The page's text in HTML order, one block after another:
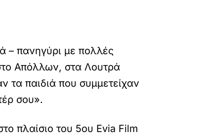
– πανηγύρι με πολλές
Απόλλων, στα Λουτρά
τα παιδιά που συμμετείχαν
σου».
πλαίσιο του 5ου Evia Film